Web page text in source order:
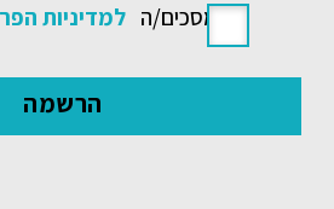
אני מסכים/ה למדיניות